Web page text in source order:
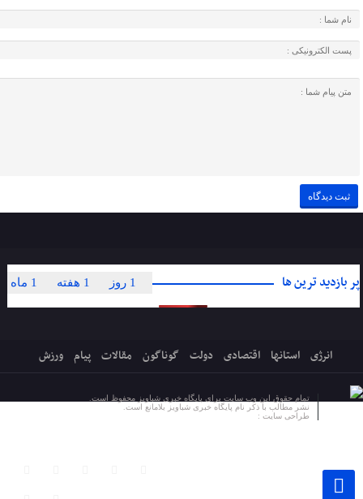
پر بازدید ترین ها 1 ماه 1 هفته 1 روز
انرژی استانها اقتصادی دولت گوناگون مقالات پیام ورزش
تمام حقوق این وب سایت برای پایگاه خبری شباویز محفوظ است.
نشر مطالب با ذکر نام پایگاه خبری شباویز بلامانع است.
طراحی سایت :